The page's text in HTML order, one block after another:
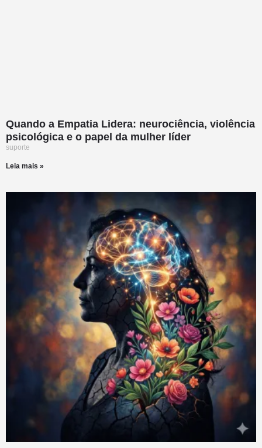
Quando a Empatia Lidera: neurociência, violência
psicológica e o papel da mulher líder
suporte
Leia mais »